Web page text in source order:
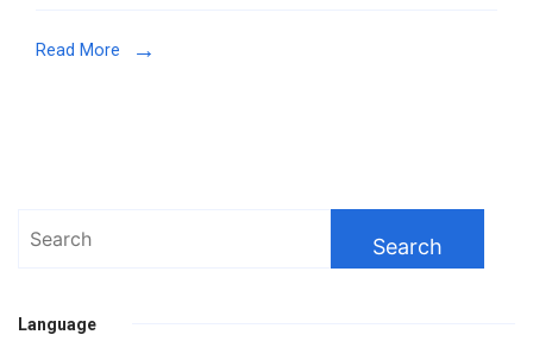
Read More
Search
Language